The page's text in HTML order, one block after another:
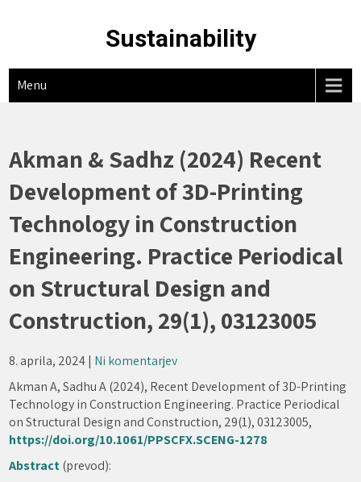
Sustainability
Menu
Akman & Sadhz (2024) Recent
Development of 3D-Printing
Technology in Construction
Engineering. Practice Periodical
on Structural Design and
Construction, 29(1), 03123005
8. aprila, 2024| Ni komentarjev
Akman A, Sadhu A (2024), Recent Development of 3D-Printing
Technology in Construction Engineering. Practice Periodical
on Structural Design and Construction, 29(1), 03123005,
https://doi.org/10.1061/PPSCFX.SCENG-1278
Abstract(prevod):